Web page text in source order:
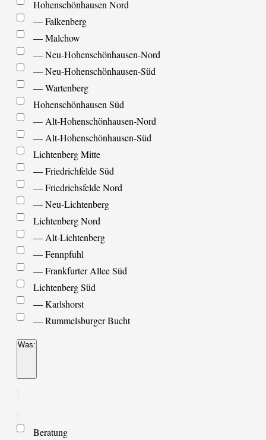
schließenHohenschönhausen Nord
— Falkenberg
— Malchow
— Neu-Hohenschönhausen-Nord
— Neu-Hohenschönhausen-Süd
— Wartenberg
Hohenschönhausen Süd
— Alt-Hohenschönhausen-Nord
— Alt-Hohenschönhausen-Süd
Lichtenberg Mitte
— Friedrichfelde Süd
— Friedrichsfelde Nord
— Neu-Lichtenberg
Lichtenberg Nord
— Alt-Lichtenberg
— Fennpfuhl
— Frankfurter Allee Süd
Lichtenberg Süd
— Karlshorst
— Rummelsburger Bucht
Was:
öffnen
Filter
Filter
schließenBeratung